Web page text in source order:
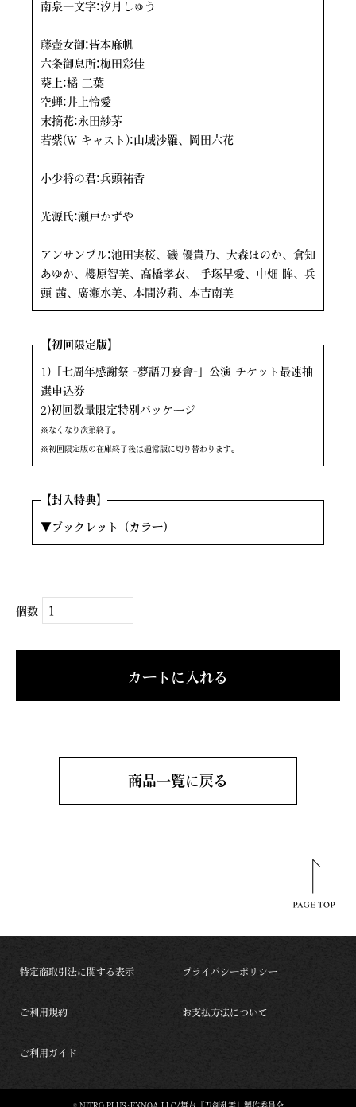
南泉一文字:汐月しゅう
藤壺女御:皆本麻帆
六条御息所:梅田彩佳
葵上:橘 二葉
空蝉:井上怜愛
末摘花:永田紗茅
若紫(W キャスト):山城沙羅、岡田六花
小少将の君:兵頭祐香
光源氏:瀬戸かずや
アンサンブル:池田実桜、磯 優貴乃、大森ほのか、倉知
あゆか、櫻原智美、高橋孝衣、 手塚早愛、中畑 眸、兵
頭 茜、廣瀬水美、本間汐莉、本吉南美
【初回限定版】
1)「七周年感謝祭 -夢語刀宴會-」公演 チケット最速抽
選申込券
2)初回数量限定特別パッケージ
※なくなり次第終了。
※初回限定版の在庫終了後は通常版に切り替わります。
【封入特典】
▼ブックレット（カラー）
個数
カートに入れる
商品一覧に戻る
特定商取引法に関する表示 プライバシーポリシー
ご利用規約 お支払方法について
ご利用ガイド
© NITRO PLUS･EXNOA LLC/舞台『刀剣乱舞』製作委員会